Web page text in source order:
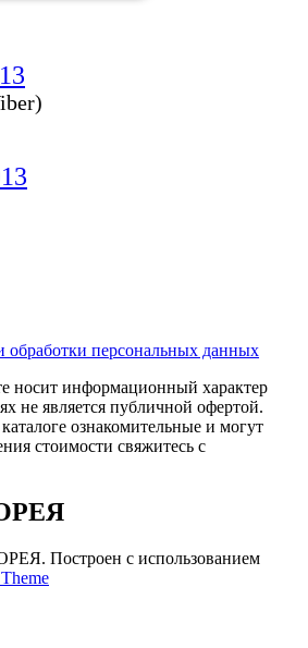
персональных данных
носит информационный характер
не является публичной офертой.
ознакомительные и могут
стоимости свяжитесь с
Построен с использованием